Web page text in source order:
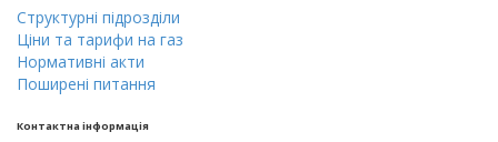
Cтруктурнi пiдроздiли
Цiни тa тарифи на газ
Нормативні акти
Поширені питання
Контактна інформація